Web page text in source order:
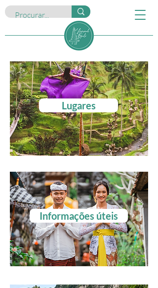
Lugares
Informações úteis